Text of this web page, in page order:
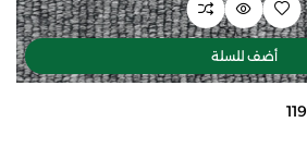
أضف للسلة